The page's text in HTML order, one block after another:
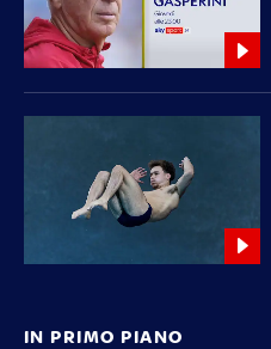
IN PRIMO PIANO